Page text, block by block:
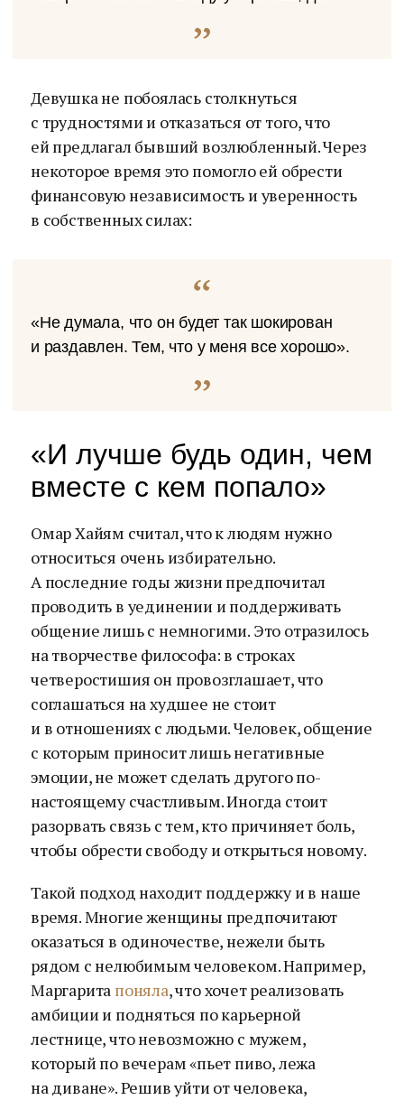
Девушка не побоялась столкнуться
с трудностями и отказаться от того, что
ей предлагал бывший возлюбленный. Через
некоторое время это помогло ей обрести
финансовую независимость и уверенность
в собственных силах:
«Не думала, что он будет так шокирован
и раздавлен. Тем, что у меня все хорошо».
«И лучше будь один, чем
вместе с кем попало»
Омар Хайям считал, что к людям нужно
относиться очень избирательно.
А последние годы жизни предпочитал
проводить в уединении и поддерживать
общение лишь с немногими. Это отразилось
на творчестве философа: в строках
четверостишия он провозглашает, что
соглашаться на худшее не стоит
и в отношениях с людьми. Человек, общение
с которым приносит лишь негативные
эмоции, не может сделать другого по-
настоящему счастливым. Иногда стоит
разорвать связь с тем, кто причиняет боль,
чтобы обрести свободу и открыться новому.
Такой подход находит поддержку и в наше
время. Многие женщины предпочитают
оказаться в одиночестве, нежели быть
рядом с нелюбимым человеком. Например,
Маргарита поняла, что хочет реализовать
амбиции и подняться по карьерной
лестнице, что невозможно с мужем,
который по вечерам «пьет пиво, лежа
на диване». Решив уйти от человека,